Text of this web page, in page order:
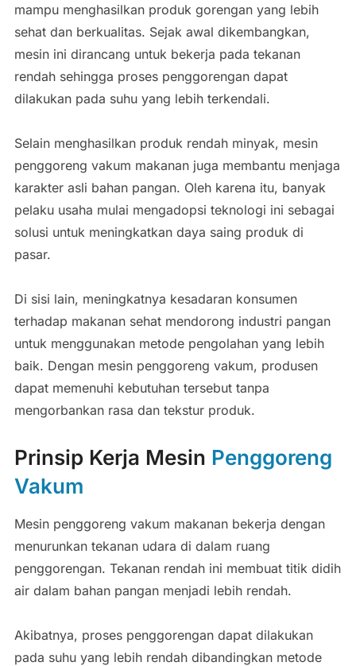
mampu menghasilkan produk gorengan yang lebih
sehat dan berkualitas. Sejak awal dikembangkan,
mesin ini dirancang untuk bekerja pada tekanan
rendah sehingga proses penggorengan dapat
dilakukan pada suhu yang lebih terkendali.
Selain menghasilkan produk rendah minyak, mesin
penggoreng vakum makanan juga membantu menjaga
karakter asli bahan pangan. Oleh karena itu, banyak
pelaku usaha mulai mengadopsi teknologi ini sebagai
solusi untuk meningkatkan daya saing produk di
pasar.
Di sisi lain, meningkatnya kesadaran konsumen
terhadap makanan sehat mendorong industri pangan
untuk menggunakan metode pengolahan yang lebih
baik. Dengan mesin penggoreng vakum, produsen
dapat memenuhi kebutuhan tersebut tanpa
mengorbankan rasa dan tekstur produk.
Prinsip Kerja Mesin Penggoreng
Vakum
Mesin penggoreng vakum makanan bekerja dengan
menurunkan tekanan udara di dalam ruang
penggorengan. Tekanan rendah ini membuat titik didih
air dalam bahan pangan menjadi lebih rendah.
Akibatnya, proses penggorengan dapat dilakukan
pada suhu yang lebih rendah dibandingkan metode